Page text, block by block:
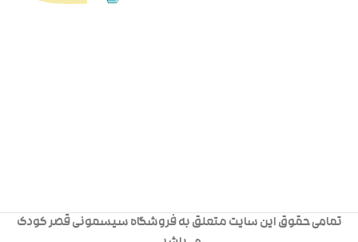
تمامی حقوق این سایت متعلق به فروشگاه سیسمونی قصر کودک